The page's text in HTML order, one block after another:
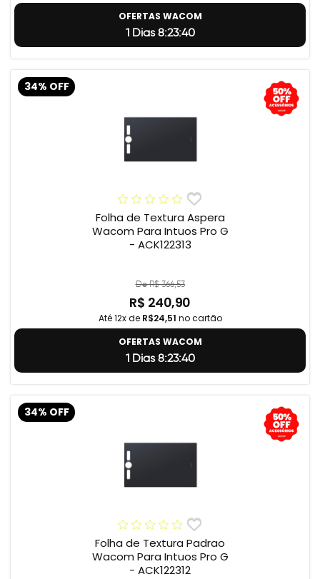
OFERTAS WACOM
1 Dias 8:23:39
34% OFF
Folha de Textura Aspera
Wacom Para Intuos Pro G
- ACK122313
De R$ 366,53
R$ 240,90
Até 12x de R$24,51 no cartão
OFERTAS WACOM
1 Dias 8:23:39
34% OFF
Folha de Textura Padrao
Wacom Para Intuos Pro G
- ACK122312